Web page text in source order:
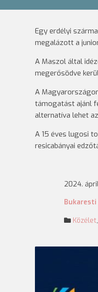
Egy erdélyi
megalázott a
A Maszol által
megerősödve
A
támogatást ajánl
alternatíva lehet
A 15 éves lugosi
resicabányai
2024.
Bukaresti
Közélet,